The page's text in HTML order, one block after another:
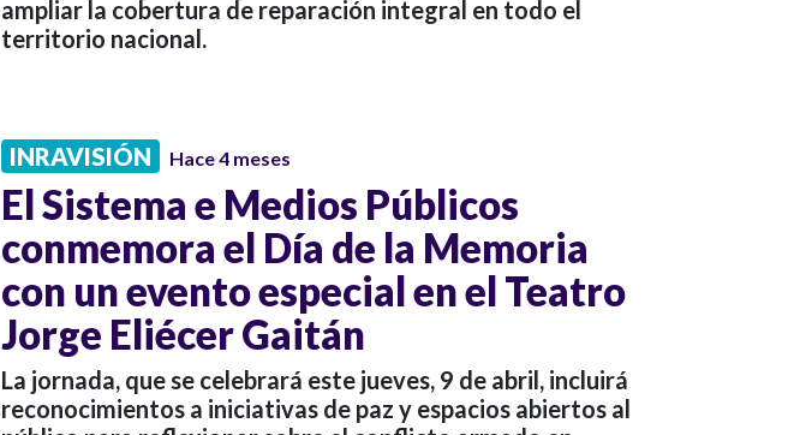
ampliar la cobertura de reparación integral en todo el
territorio nacional.
INRAVISIÓN Hace 4 meses
El Sistema e Medios Públicos
conmemora el Día de la Memoria
con un evento especial en el Teatro
Jorge Eliécer Gaitán
La jornada, que se celebrará este jueves, 9 de abril, incluirá
reconocimientos a iniciativas de paz y espacios abiertos al